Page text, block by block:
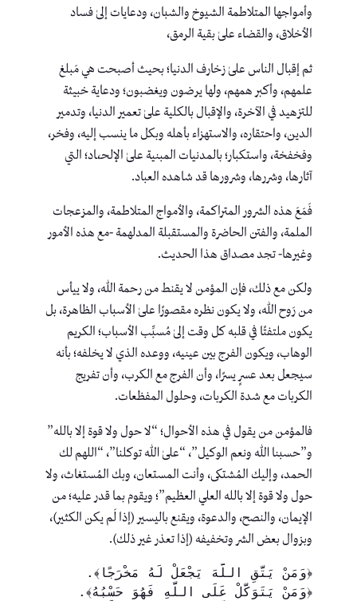
وأمواجها المتلاطمة الشيوخ والشبان، ودعايات إلىٰ فساد
الأخلاق، والقضاء علىٰ بقية الرمق،
ثم إقبال الناس علىٰ زخارف الدنيا؛ بحيث أصبحت هي مَبلغ
علمهم، وأكبر همهم، ولها يرضون ويغضبون؛ ودعاية خبيثة
للتزهيد في الآخرة، والإقبال بالكلية علىٰ تعمير الدنيا، وتدمير
الدين، واحتقاره، والاستهزاء بأهله وبكل ما ينسب إليه، وفخر،
وفخفخة، واستكبار؛ بالمدنيات المبنية علىٰ الإلحـ،ـاد؛ التي
آثارها، وشررها، وشرورها قد شاهده العباد.
فَمَعَ هذه الشرور المتراكمة، والأمواج المتلاطمة، والمزعجات
الملمة، والفتن الحاضرة والمستقبلة المدلهمة -مع هذه الأمور
وغيرها- تجد مصداق هذا الحديث.
ولكن مع ذلك، فإن المؤمن لا يقنط من رحمة الله، ولا ييأس
من رَوح الله، ولا يكون نظره مقصورًا علىٰ الأسباب الظاهرة، بل
يكون ملتفتًا في قلبه كل وقت إلىٰ مُسبِّب الأسباب؛ الكريم
الوهاب، ويكون الفرج بين عينيه، ووعده الذي لا يخلفه؛ بأنه
سيجعل بعد عسرٍ يسرًا، وأن الفرج مع الكرب، وأن تفريج
الكربات مع شدة الكربات، وحلول المفظعات.
فالمؤمن من يقول في هذه الأحوال؛ “لا حول ولا قوة إلا بالله”
و”حسبنا الله ونعم الوكيل”، “علىٰ الله توكلنا”، “اللهم لك
الحمد، وإليك المُشتكى، وأنت المستعان، وبك المُستغاث، ولا
حول ولا قوة إلا بالله العلي العظيم”؛ ويقوم بما قدر عليه؛ من
الإيمان، والنصح، والدعوة، ويقنع باليسير (إذا لَم يكن الكثير)،
وبزوال بعض الشر وتخفيفه (إذا تعذر غير ذلك).
﴿وَمَنْ يَتَّقِ اللَّهَ يَجْعَلْ لَهُ مَخْرَجًا﴾.
﴿وَمَنْ يَتَوَكَّلْ عَلَى اللَّهِ فَهُوَ حَسْبُهُ﴾.